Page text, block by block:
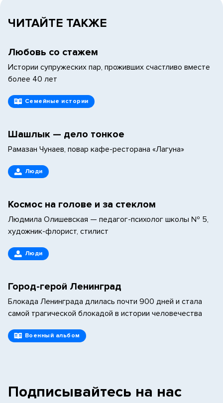
ЧИТАЙТЕ ТАКЖЕ
Любовь со стажем
Истории супружеских пар, проживших счастливо вместе
более 40 лет
Семейные истории
Шашлык — дело тонкое
Рамазан Чунаев, повар кафе-ресторана «Лагуна»
Люди
Космос на голове и за стеклом
Людмила Олишевская — педагог-психолог школы № 5,
художник-флорист, стилист
Люди
Город-герой Ленинград
Блокада Ленинграда длилась почти 900 дней и стала
самой трагической блокадой в истории человечества
Военный альбом
Подписывайтесь на нас